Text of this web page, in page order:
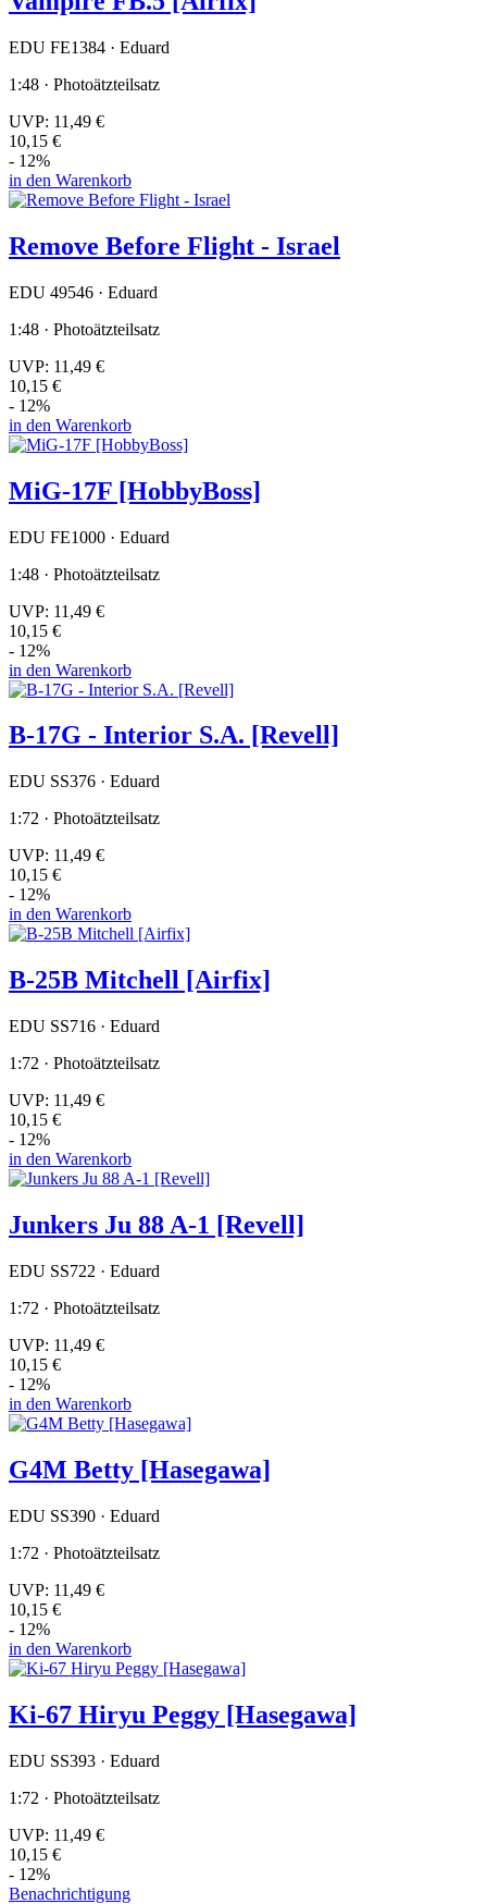
EDU FE1384 · Eduard
1:48 · Photoätzteilsatz
UVP: 11,49 €
10,15 €
- 12%
in den Warenkorb
Remove Before Flight - Israel
EDU 49546 · Eduard
1:48 · Photoätzteilsatz
UVP: 11,49 €
10,15 €
- 12%
in den Warenkorb
MiG-17F [HobbyBoss]
EDU FE1000 · Eduard
1:48 · Photoätzteilsatz
UVP: 11,49 €
10,15 €
- 12%
in den Warenkorb
B-17G - Interior S.A. [Revell]
EDU SS376 · Eduard
1:72 · Photoätzteilsatz
UVP: 11,49 €
10,15 €
- 12%
in den Warenkorb
B-25B Mitchell [Airfix]
EDU SS716 · Eduard
1:72 · Photoätzteilsatz
UVP: 11,49 €
10,15 €
- 12%
in den Warenkorb
Junkers Ju 88 A-1 [Revell]
EDU SS722 · Eduard
1:72 · Photoätzteilsatz
UVP: 11,49 €
10,15 €
- 12%
in den Warenkorb
G4M Betty [Hasegawa]
EDU SS390 · Eduard
1:72 · Photoätzteilsatz
UVP: 11,49 €
10,15 €
- 12%
in den Warenkorb
Ki-67 Hiryu Peggy [Hasegawa]
EDU SS393 · Eduard
1:72 · Photoätzteilsatz
UVP: 11,49 €
10,15 €
- 12%
Benachrichtigung